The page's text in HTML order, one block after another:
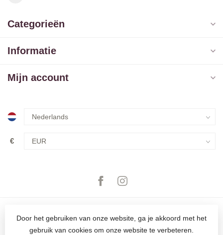
Categorieën
Informatie
Mijn account
€
Door het gebruiken van onze website, ga je akkoord met het
gebruik van cookies om onze website te verbeteren.